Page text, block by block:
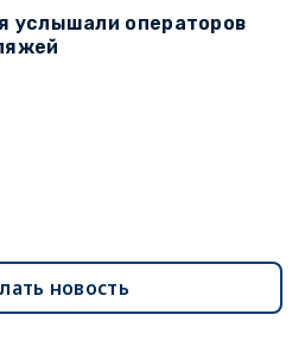
услышали операторов
новость